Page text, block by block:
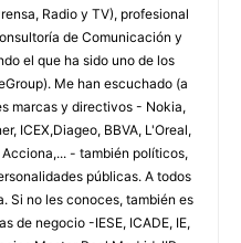
Radio y TV), profesional
de Comunicación y
el que ha sido uno de los
Me han escuchado (a
marcas y directivos - Nokia,
ICEX,Diageo, BBVA, L'Oreal,
- también políticos,
públicas. A todos
Si no les conoces, también es
de negocio -IESE, ICADE, IE,